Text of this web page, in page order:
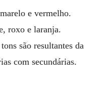
e vermelho.
roxo e laranja.
são resultantes da
com secundárias.